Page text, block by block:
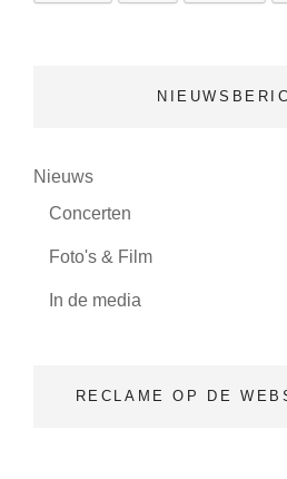
Nieuws
Concerten
Foto's & Film
In de media
RECLAME OP DE